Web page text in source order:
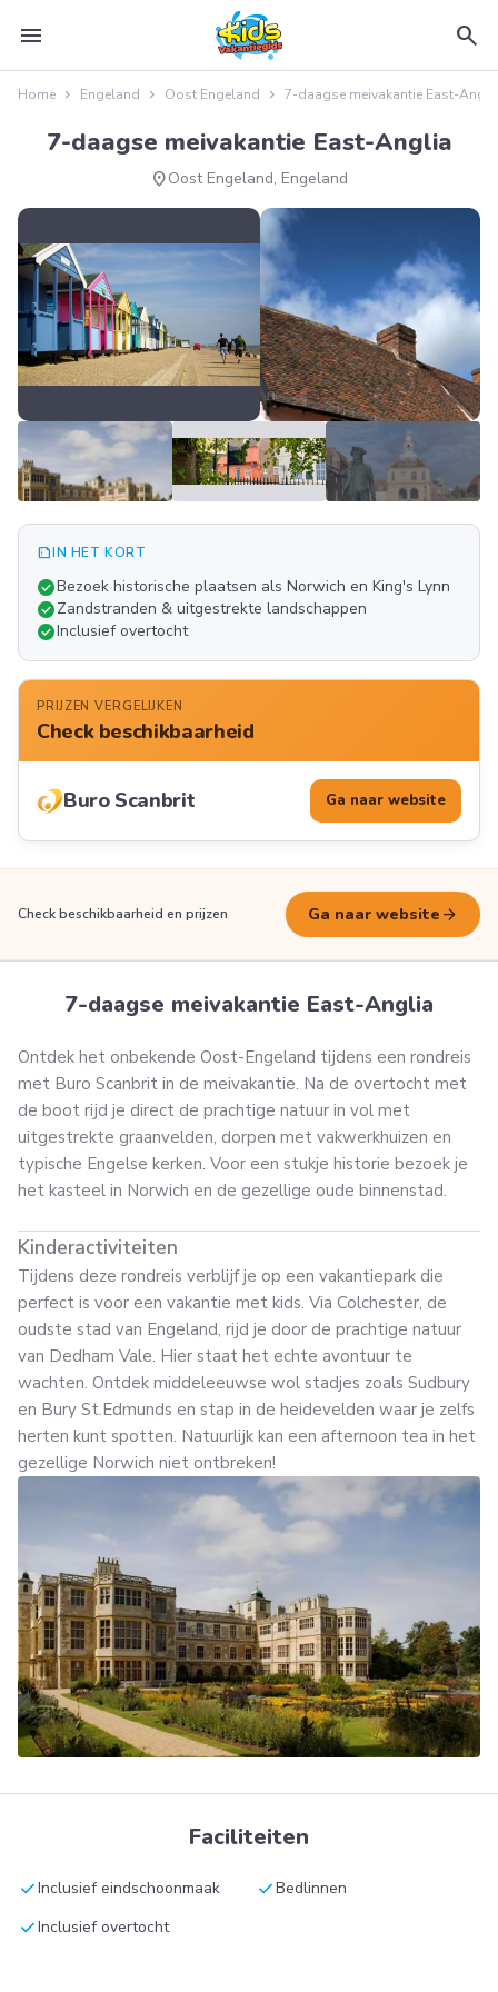
menu search
Home Engeland Oost Engeland 7-daagse meivakantie East-
7-daagse meivakantie East-Anglia
location_onOost Engeland, Engeland
FOTO'S
summarizeIN HET KORT
check_circleBezoek historische plaatsen als Norwich en King's Lynn
check_circleZandstranden & uitgestrekte landschappen
check_circleInclusief overtocht
PRIJZEN VERGELIJKEN
Check beschikbaarheid
Buro Scanbrit Ga naar website
Check beschikbaarheid en prijzen Ga naar website arrow_forward
7-daagse meivakantie East-Anglia
Ontdek het onbekende Oost-Engeland tijdens een rondreis
met Buro Scanbrit in de meivakantie. Na de overtocht met
de boot rijd je direct de prachtige natuur in vol met
uitgestrekte graanvelden, dorpen met vakwerkhuizen en
typische Engelse kerken. Voor een stukje historie bezoek je
het kasteel in Norwich en de gezellige oude binnenstad.
Kinderactiviteiten
Tijdens deze rondreis verblijf je op een vakantiepark die
perfect is voor een vakantie met kids. Via Colchester, de
oudste stad van Engeland, rijd je door de prachtige natuur
van Dedham Vale. Hier staat het echte avontuur te
wachten. Ontdek middeleeuwse wol stadjes zoals Sudbury
en Bury St.Edmunds en stap in de heidevelden waar je zelfs
herten kunt spotten. Natuurlijk kan een afternoon tea in het
gezellige Norwich niet ontbreken!
Faciliteiten
checkInclusief eindschoonmaak checkBedlinnen
checkInclusief overtocht